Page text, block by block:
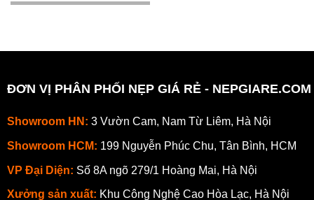
ĐƠN VỊ PHÂN PHỐI NẸP GIÁ RẺ - NEPGIARE.COM
Showroom HN: 3 Vườn Cam, Nam Từ Liêm, Hà Nội
Showroom HCM: 199 Nguyễn Phúc Chu, Tân Bình, HCM
VP Đại Diện: Số 8A ngõ 279/1 Hoàng Mai, Hà Nội
Xưởng sản xuất: Khu Công Nghệ Cao Hòa Lạc, Hà Nội